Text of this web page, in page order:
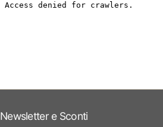
Newsletter e Sconti